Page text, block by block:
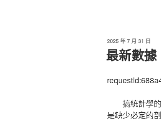
發
佈
於
2025 年 7 月 31 日
最新數
搞統計學
是缺少必定的